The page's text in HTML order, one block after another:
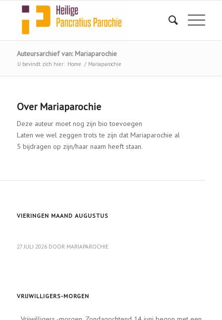
Auteursarchief van: Mariaparochie
U bevindt zich hier: Home / Mariaparochie
Over Mariaparochie
Deze auteur moet nog zijn bio toevoegen
Laten we wel zeggen trots te zijn dat Mariaparochie al
5 bijdragen op zijn/haar naam heeft staan.
VIERINGEN MAAND AUGUSTUS
27 JULI 2026 DOOR MARIAPAROCHIE
VRIJWILLIGERS-MORGEN